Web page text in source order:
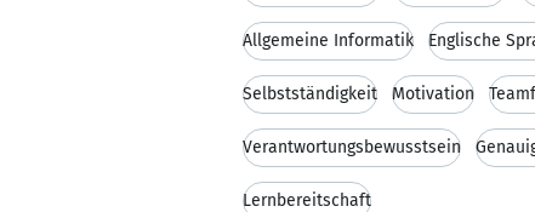
Allgemeine Informatik Englische
Selbstständigkeit Motivation
Verantwortungsbewusstsein
Lernbereitschaft